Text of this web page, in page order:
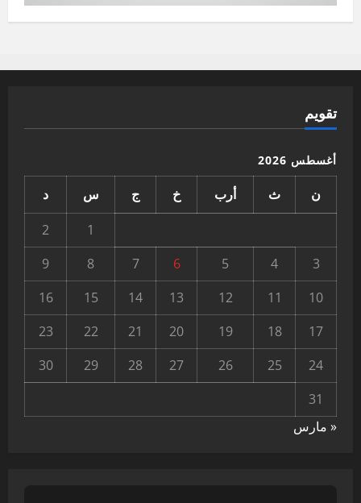
تقويم
أغسطس 2026
ن ث أرب خ ج س
د
1
2
3
4
5
6
7
8
9
10
11
12
13
14
15
16
17
18
19
20
21
22
23
24
25
26
27
28
29
30
31
« مارس